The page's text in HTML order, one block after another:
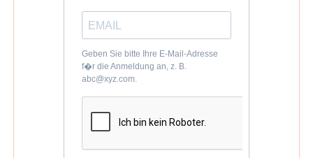
Geben Sie bitte Ihre E-Mail-Adresse
f�r die Anmeldung an, z. B.
abc@xyz.com.